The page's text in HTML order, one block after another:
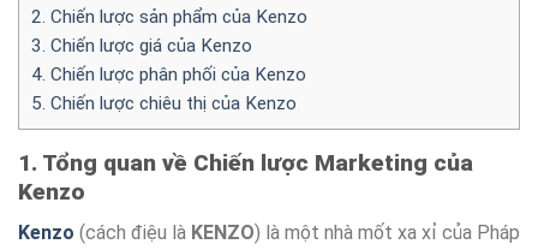
2. Chiến lược sản phẩm của Kenzo
3. Chiến lược giá của Kenzo
4. Chiến lược phân phối của Kenzo
5. Chiến lược chiêu thị của Kenzo
1. Tổng quan về Chiến lược Marketing của
Kenzo
Kenzo (cách điệu là KENZO) là một nhà mốt xa xỉ của Pháp